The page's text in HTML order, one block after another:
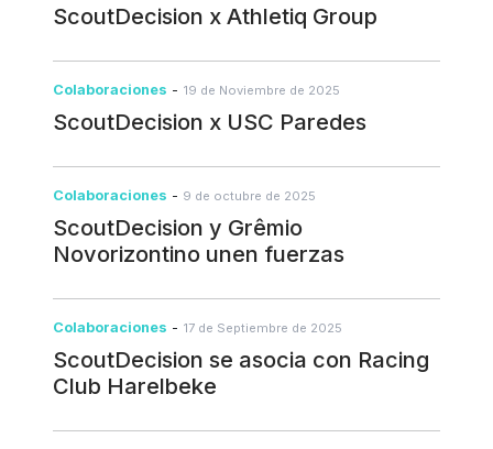
ScoutDecision x Athletiq Group
Colaboraciones - 19 de Noviembre de 2025
ScoutDecision x USC Paredes
Colaboraciones - 9 de octubre de 2025
ScoutDecision y Grêmio
Novorizontino unen fuerzas
Colaboraciones - 17 de Septiembre de 2025
ScoutDecision se asocia con Racing
Club Harelbeke